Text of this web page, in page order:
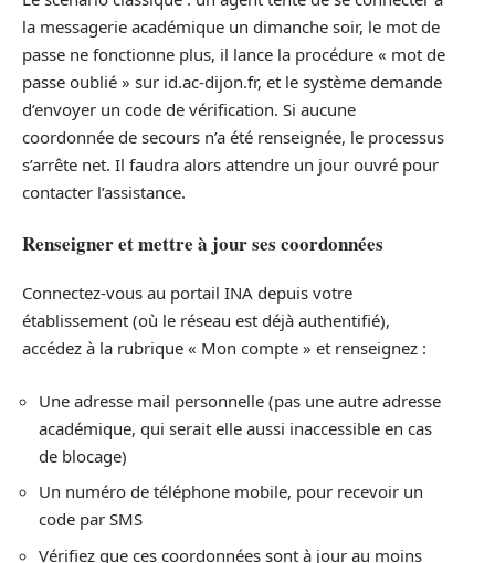
la messagerie académique un dimanche soir, le mot de
passe ne fonctionne plus, il lance la procédure « mot de
passe oublié » sur id.ac-dijon.fr, et le système demande
d’envoyer un code de vérification. Si aucune
coordonnée de secours n’a été renseignée, le processus
s’arrête net. Il faudra alors attendre un jour ouvré pour
contacter l’assistance.
Renseigner et mettre à jour ses coordonnées
Connectez-vous au portail INA depuis votre
établissement (où le réseau est déjà authentifié),
accédez à la rubrique « Mon compte » et renseignez :
Une adresse mail personnelle (pas une autre adresse
académique, qui serait elle aussi inaccessible en cas
de blocage)
Un numéro de téléphone mobile, pour recevoir un
code par SMS
Vérifiez que ces coordonnées sont à jour au moins